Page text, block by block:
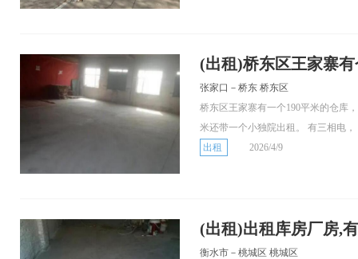
(出租)桥东区王家寨
张家口－桥东 桥东区
桥东区王家寨有一个190平米的仓库
米还带一个小独院出租。 有三相电，
出租
2026/4/9
(出租)出租库房厂房,
衡水市－桃城区 桃城区